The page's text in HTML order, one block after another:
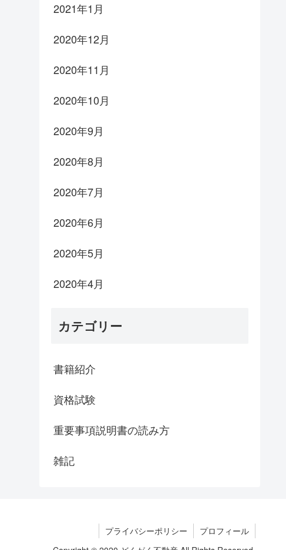
2021年1月
2020年12月
2020年11月
2020年10月
2020年9月
2020年8月
2020年7月
2020年6月
2020年5月
2020年4月
カテゴリー
書籍紹介
資格試験
重要事項説明書の読み方
雑記
プライバシーポリシー
プロフィール